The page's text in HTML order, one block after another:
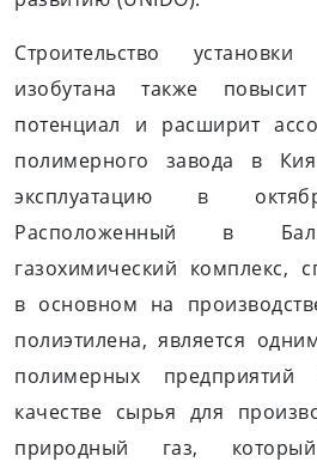
Строительство
изобутана также повысит
потенциал и расширит
полимерного завода в
эксплуатацию в
Расположенный в
газохимический комплекс,
в основном на
полиэтилена, является
полимерных
качестве сырья для
природный газ,